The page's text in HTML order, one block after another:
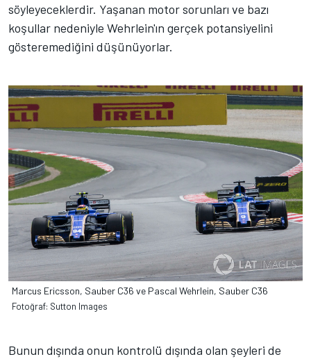
söyleyeceklerdir. Yaşanan motor sorunları ve bazı
koşullar nedeniyle Wehrlein'ın gerçek potansiyelini
gösteremediğini düşünüyorlar.
Marcus Ericsson, Sauber C36 ve Pascal Wehrlein, Sauber C36
Fotoğraf: Sutton Images
Bunun dışında onun kontrolü dışında olan şeyleri de